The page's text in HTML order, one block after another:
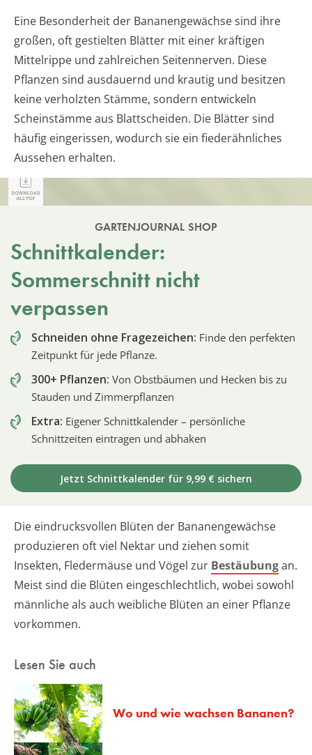
Eine Besonderheit der Bananengewächse sind ihre
großen, oft gestielten Blätter mit einer kräftigen
Mittelrippe und zahlreichen Seitennerven. Diese
Pflanzen sind ausdauernd und krautig und besitzen
keine verholzten Stämme, sondern entwickeln
Scheinstämme aus Blattscheiden. Die Blätter sind
häufig eingerissen, wodurch sie ein fiederähnliches
Aussehen erhalten.
GARTENJOURNAL SHOP
Schnittkalender:
Sommerschnitt nicht
verpassen
Schneiden ohne Fragezeichen: Finde den perfekten
Zeitpunkt für jede Pflanze.
300+ Pflanzen: Von Obstbäumen und Hecken bis zu
Stauden und Zimmerpflanzen
Extra: Eigener Schnittkalender – persönliche
Schnittzeiten eintragen und abhaken
Jetzt Schnittkalender für 9,99 € sichern
Die eindrucksvollen Blüten der Bananengewächse
produzieren oft viel Nektar und ziehen somit
Insekten, Fledermäuse und Vögel zur Bestäubungan.
Meist sind die Blüten eingeschlechtlich, wobei sowohl
männliche als auch weibliche Blüten an einer Pflanze
vorkommen.
Lesen Sie auch
Wo und wie wachsen Bananen?